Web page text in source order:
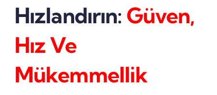
Hızlandırın: Güven,
Hız Ve
Mükemmellik